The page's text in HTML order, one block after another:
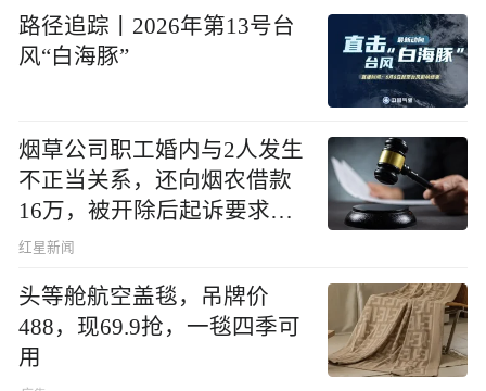
路径追踪丨2026年第13号台
风“白海豚”
烟草公司职工婚内与2人发生
不正当关系，还向烟农借款
16万，被开除后起诉要求复
职，法院判了
红星新闻
头等舱航空盖毯，吊牌价
488，现69.9抢，一毯四季可
用